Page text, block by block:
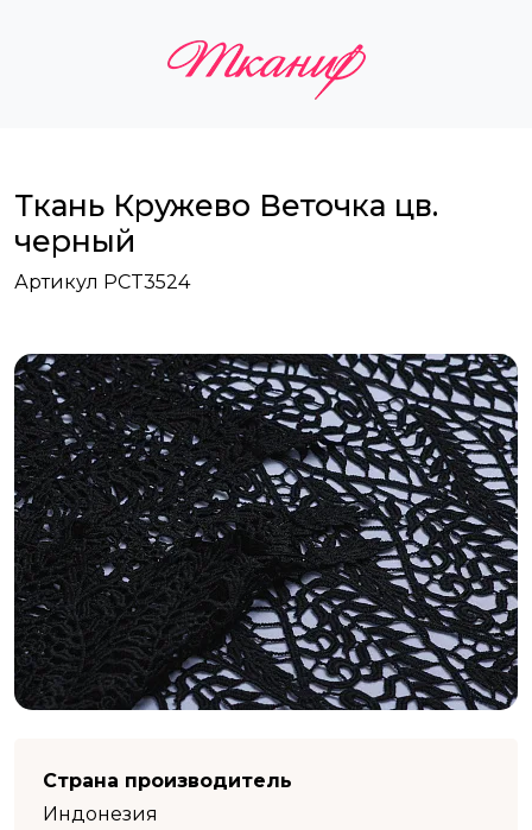
Ткань Кружево Веточка цв.
черный
Артикул PCT3524
Страна производитель
Индонезия